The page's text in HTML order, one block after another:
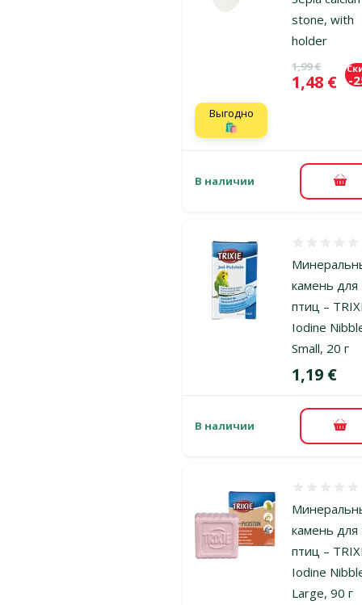
stone, with
holder
Исходная
1,99 €
Цена
1,48 € -
Выгодно
🛍️
В наличии В
камень для
птиц –
Iodine
Small, 20 г
Цена
1,19 €
В наличии В
камень для
птиц –
Iodine
Large, 90 г